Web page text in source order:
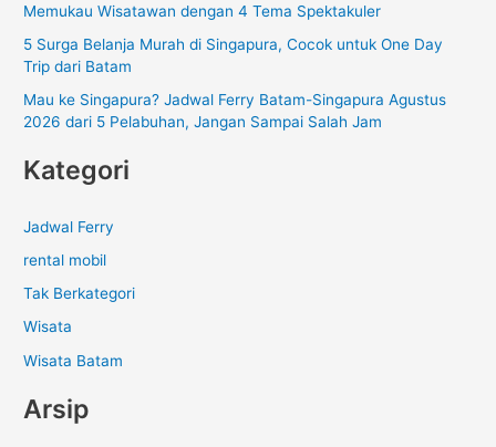
Memukau Wisatawan dengan 4 Tema Spektakuler
5 Surga Belanja Murah di Singapura, Cocok untuk One Day
Trip dari Batam
Mau ke Singapura? Jadwal Ferry Batam-Singapura Agustus
2026 dari 5 Pelabuhan, Jangan Sampai Salah Jam
Kategori
Jadwal Ferry
rental mobil
Tak Berkategori
Wisata
Wisata Batam
Arsip